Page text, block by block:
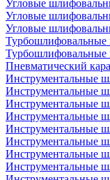
Угловые
Угловые
Угловые
Пневматический
Инструментальные
Инструментальные
Инструментальные
Инструментальные
Инструментальные
Инструментальные
Инструментальные
Инструментальные